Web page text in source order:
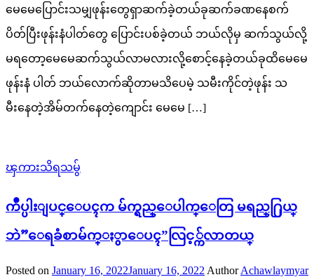
မေမေပြောင်းသမျှဖုန်းတွေရှာဆက်ခဲ့တယ်ခုဆက်ခဏနေစက်
ပိတ်ပြီးဖုန်းနံပါတ်တွေ ပြောင်းပစ်ခဲ့တယ် ဘယ်လိုမှ ဆက်သွယ်လို့
မရတော့မေမေဆက်သွယ်လာမလားလို့စောင့်နေခဲ့တယ်ခုထိမေမေ
ဖုန်းနံ ပါတ် ဘယ်လောက်ဆိုတာမသိပေမဲ့ သမီးကိုင်တဲ့ဖုန်း သ
မီးနေတဲ့အိမ်တက်နေတဲ့ကျောင်း မေမေ […]
ၾကားသိရသမွ်
က်ဳပ္ပါးျပင္ေပၚက မ်က္ရည္ေပါက္ေတြ မရည္႐ြယ္
ဘဲ”ေရခံစာမ်က္ႏွာေပၚ”လြင့္က်လာတယ္
Posted on January 16, 2022January 16, 2022 Author Achawlaymyar